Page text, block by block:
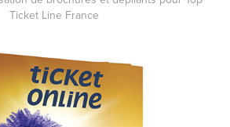
Ticket Line France